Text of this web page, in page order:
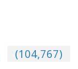
(104,767)